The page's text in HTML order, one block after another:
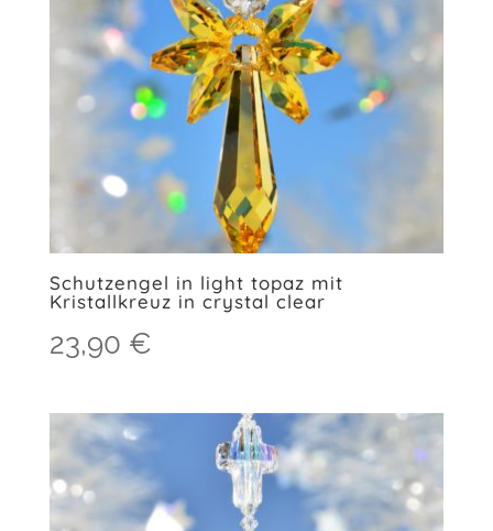
Schutzengel in light topaz mit
Kristallkreuz in crystal clear
23,90 €